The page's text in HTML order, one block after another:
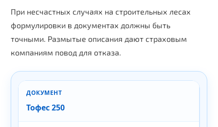
При несчастных случаях на строительных лесах
формулировки в документах должны быть
точными. Размытые описания дают страховым
компаниям повод для отказа.
Тофес 250